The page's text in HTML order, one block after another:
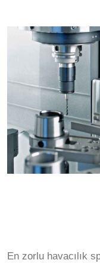
En zorlu havacılık